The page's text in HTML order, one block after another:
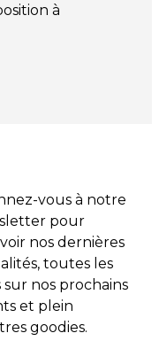
à
vous à notre
pour
nos dernières
toutes les
sur nos prochains
et plein
goodies.